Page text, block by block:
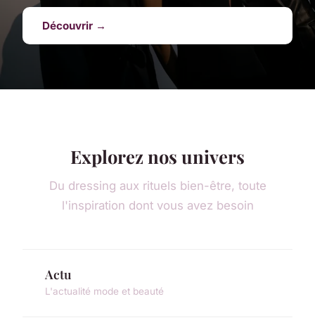
Découvrir →
Explorez nos univers
Du dressing aux rituels bien-être, toute
l'inspiration dont vous avez besoin
Actu
L'actualité mode et beauté